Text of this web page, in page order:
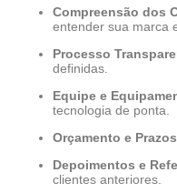
Compreensão dos
entender sua marca
Processo
definidas.
Equipe e
tecnologia de ponta.
Orçamento e
Depoimentos e
clientes anteriores.